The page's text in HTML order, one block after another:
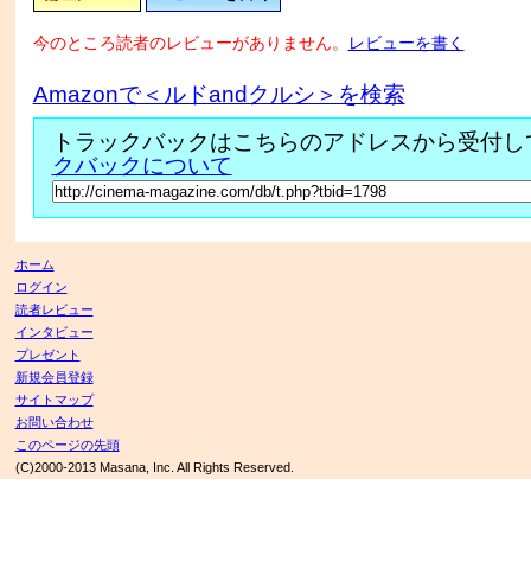
今のところ読者のレビューがありません。 レビューを書く
Amazonで＜ルドandクルシ＞を検索
トラックバックはこちらのアドレスから受付
クバックについて
ホーム
ログイン
読者レビュー
インタビュー
プレゼント
新規会員登録
サイトマップ
お問い合わせ
このページの先頭
(C)2000-2013 Masana, Inc. All Rights Reserved.